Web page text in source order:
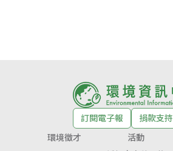
訂閱電子報
捐款支持
環境徵才
活動